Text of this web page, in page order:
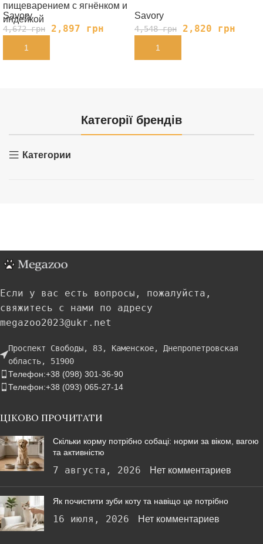
пищеварением с ягнёнком и
индейкой
Savory
4,672грн 2,897 грн
В КОРЗИНУ
Savory
4,548грн 2,820 грн
В КОРЗИНУ
Категорії брендів
Категории
Если у вас есть вопросы, пожалуйста,
свяжитесь с нами по адресу
megazoo2023@ukr.net
Проспект Свободы, 83, Каменское, Днепропетровская
область, 51900
Телефон:+38 (098) 301-36-90
Телефон:+38 (093) 065-27-14
ЦІКОВО ПРОЧИТАТИ
Скільки корму потрібно собаці: норми за віком, вагою
та активністю
7 августа, 2026 Нет комментариев
Як почистити зуби коту та навіщо це потрібно
16 июля, 2026 Нет комментариев